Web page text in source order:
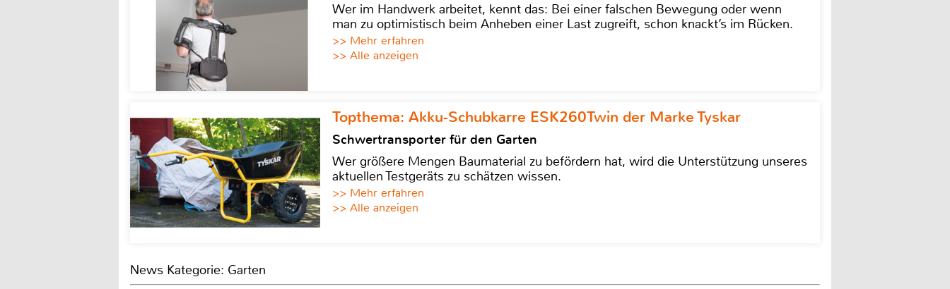
Wer im Handwerk arbeitet, kennt das: Bei einer falschen Bewegung oder wenn
man zu optimistisch beim Anheben einer Last zugreift, schon knackt’s im Rücken.
>> Mehr erfahren
>> Alle anzeigen
Topthema: Akku-Schubkarre ESK260Twin der Marke Tyskar
Schwertransporter für den Garten
Wer größere Mengen Baumaterial zu befördern hat, wird die Unterstützung unseres
aktuellen Testgeräts zu schätzen wissen.
>> Mehr erfahren
>> Alle anzeigen
News Kategorie: Garten